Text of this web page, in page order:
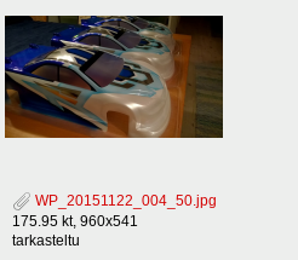
WP_20151122_004_50.jpg
175.95 kt, 960x541
tarkasteltu